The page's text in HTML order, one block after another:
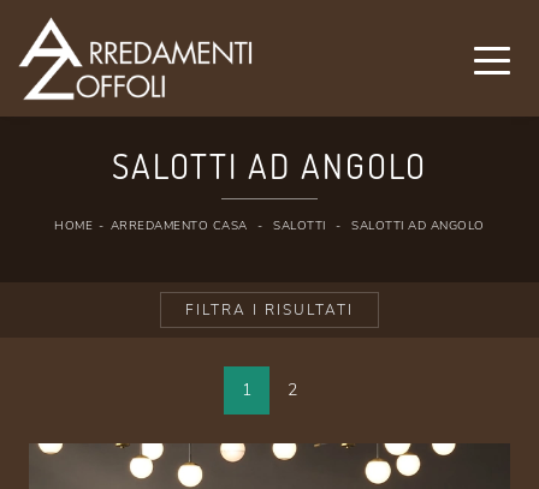
SALOTTI AD ANGOLO
HOME - ARREDAMENTO CASA - SALOTTI - SALOTTI AD ANGOLO
FILTRA I RISULTATI
1 2